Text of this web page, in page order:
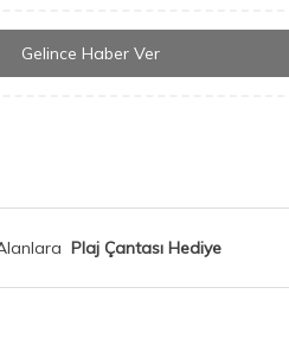
Gelince Haber Ver
Plaj Çantası Hediye